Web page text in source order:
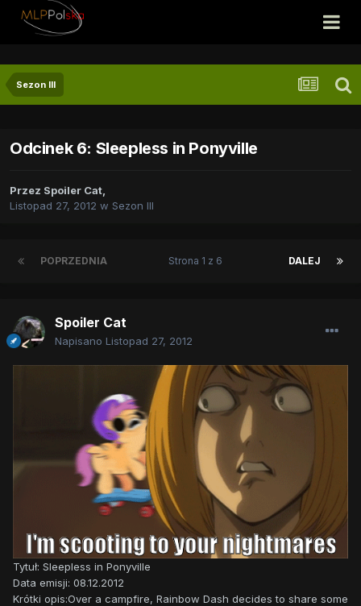
Sezon III
Odcinek 6: Sleepless in Ponyville
Przez Spoiler Cat,
Listopad 27, 2012 w Sezon III
POPRZEDNIA DALEJ
Strona 1 z 6
Spoiler Cat
Napisano Listopad 27, 2012
Tytuł: Sleepless in Ponyville
Data emisji: 08.12.2012
Krótki opis:Over a campfire, Rainbow Dash decides to share some